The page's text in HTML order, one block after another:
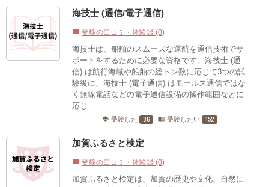
海技士 (通信/電子通信)
chat_bubble 受験の口コミ・体験談 (0)
海技士は、船舶のスムーズな運航を通信技術でサ
ポートをするために必要な資格です。海技士 (通
信) は航行海域や船舶の総トン数に応じて3つの試
験級に、海技士 (電子通信) はモールス通信ではな
く無線電話などの電子通信設備の操作範囲などに
応じ...
school 受験した 86 menu_book 受験したい 152
加賀ふるさと検定
chat_bubble 受験の口コミ・体験談 (0)
加賀ふるさと検定は、加賀の歴史や文化、自然に